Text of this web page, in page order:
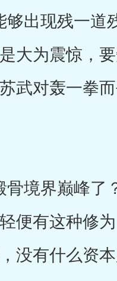
出现残一道
大为震惊，
武对轰一拳
境界巅峰了
便有这种修
没有什么资本